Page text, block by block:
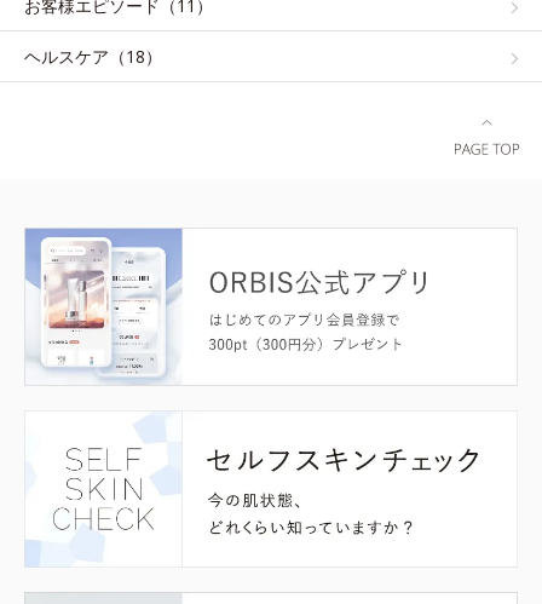
お客様エピソード（11）
ヘルスケア（18）